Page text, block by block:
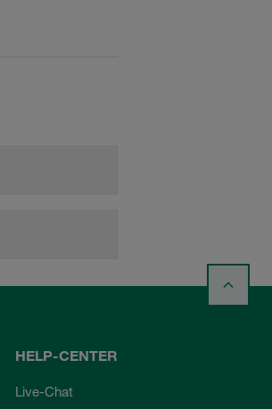
HELP-CENTER
Live-Chat